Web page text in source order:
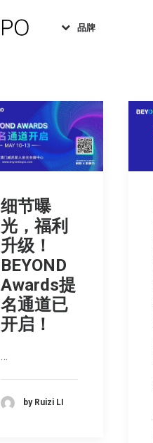
品牌
细节曝
光，福利
升级！
BEYOND
Awards提
名通道已
开启！
…
by Ruizi LI